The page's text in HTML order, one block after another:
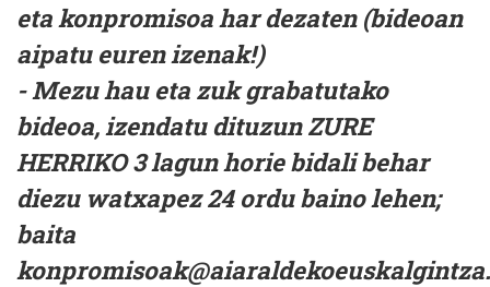
eta konpromisoa har dezaten (bideoan
aipatu euren izenak!)
- Mezu hau eta zuk grabatutako
bideoa, izendatu dituzun ZURE
HERRIKO 3 lagun horie bidali behar
diezu watxapez 24 ordu baino lehen;
baita